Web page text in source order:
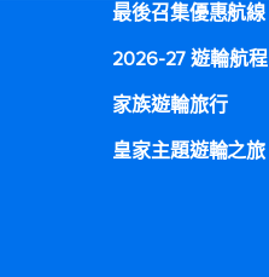
最後召集優惠航線
2026-27 遊輪航程
家族遊輪旅行
皇家主題遊輪之旅